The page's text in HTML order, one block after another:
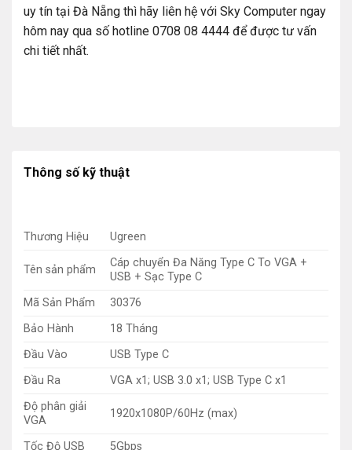
uy tín tại Đà Nẵng thì hãy liên hệ với Sky Computer ngay
hôm nay qua số hotline 0708 08 4444 để được tư vấn
chi tiết nhất.
Thông số kỹ thuật
Thương Hiệu Ugreen
Tên sản phẩm
Cáp chuyển Đa Năng Type C To VGA +
USB + Sạc Type C
Mã Sản Phẩm
30376
Bảo Hành
18 Tháng
Đầu Vào
USB Type C
Đầu Ra
VGA x1; USB 3.0 x1; USB Type C x1
Độ phân giải
VGA
1920x1080P/60Hz (max)
Tốc Độ USB
5Gbps